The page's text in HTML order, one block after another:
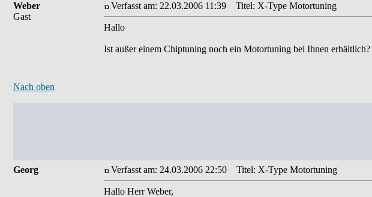
Weber
Gast
Verfasst am: 22.03.2006 11:39 Titel: X-Type Motortuning
Hallo
Ist außer einem Chiptuning noch ein Motortuning bei Ihnen erhältlich?
Nach oben
Georg Verfasst am: 24.03.2006 22:50 Titel: X-Type Motortuning
Hallo Herr Weber,